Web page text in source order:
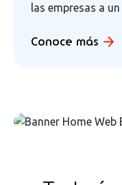
las empresas a
Conoce más